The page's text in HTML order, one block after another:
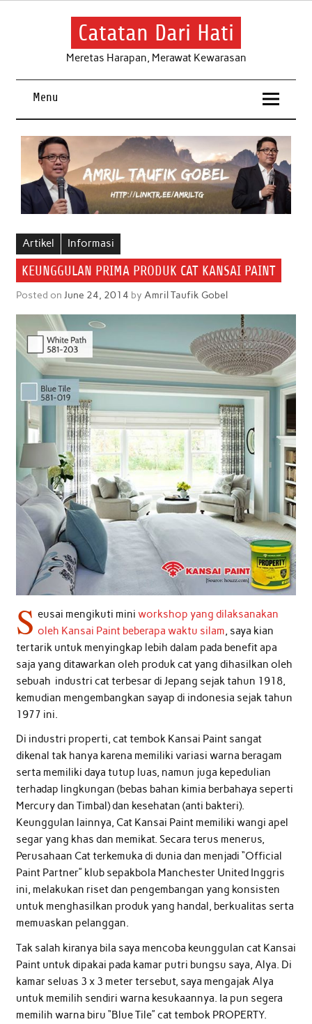
Skip
Catatan Dari Hati
Meretas Harapan, Merawat Kewarasan
Menu
Artikel Informasi
KEUNGGULAN PRIMA PRODUK CAT KANSAI PAINT
Posted on June 24, 2014 by Amril Taufik Gobel
S eusai mengikuti mini workshop yang dilaksanakan
oleh Kansai Paint beberapa waktu silam, saya kian
tertarik untuk menyingkap lebih dalam pada benefit apa
saja yang ditawarkan oleh produk cat yang dihasilkan oleh
sebuah industri cat terbesar di Jepang sejak tahun 1918,
kemudian mengembangkan sayap di indonesia sejak tahun
1977 ini.
Di industri properti, cat tembok Kansai Paint sangat
dikenal tak hanya karena memiliki variasi warna beragam
serta memiliki daya tutup luas, namun juga kepedulian
terhadap lingkungan (bebas bahan kimia berbahaya seperti
Mercury dan Timbal) dan kesehatan (anti bakteri).
Keunggulan lainnya, Cat Kansai Paint memiliki wangi apel
segar yang khas dan memikat. Secara terus menerus,
Perusahaan Cat terkemuka di dunia dan menjadi “Official
Paint Partner” klub sepakbola Manchester United Inggris
ini, melakukan riset dan pengembangan yang konsisten
untuk menghasilkan produk yang handal, berkualitas serta
memuaskan pelanggan.
Tak salah kiranya bila saya mencoba keunggulan cat Kansai
Paint untuk dipakai pada kamar putri bungsu saya, Alya. Di
kamar seluas 3 x 3 meter tersebut, saya mengajak Alya
untuk memilih sendiri warna kesukaannya. Ia pun segera
memilih warna biru “Blue Tile” cat tembok PROPERTY.